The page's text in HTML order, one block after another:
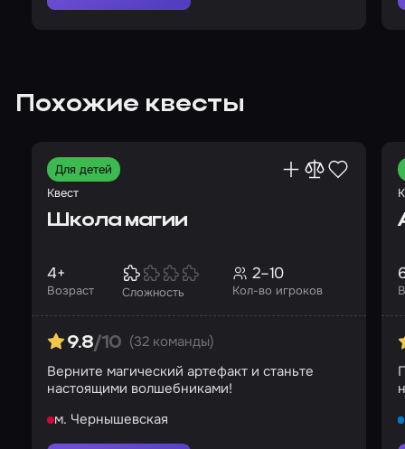
Похожие квесты
Для детей
Квест
Школа магии
Возраст
4+
Сложность Кол-во игроков
2–10
9.8/10 (32 команды)
Верните магический артефакт и станьте
настоящими волшебниками!
м. Чернышевская